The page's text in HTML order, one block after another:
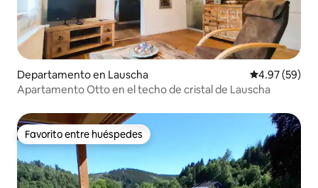
Departamento en Lauscha Calificación
4.97 (59)
Apartamento Otto en el techo de cristal de Lauscha
Favorito entre huéspedes
Favorito entre huéspedes